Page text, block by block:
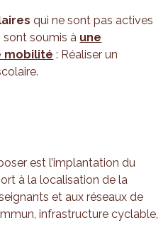
qui ne sont pas actives
sont soumis à une
mobilité : Réaliser un
est l’implantation du
à la localisation de la
et aux réseaux de
infrastructure cyclable,